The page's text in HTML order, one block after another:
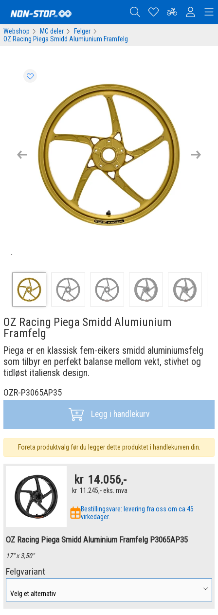
Webshop MC deler
Felger
OZ Racing Piega Smidd Alumiunium Framfelg
Previous Next
`
OZ Racing Piega Smidd Alumiunium
Framfelg
Piega er en klassisk fem-eikers smidd aluminiumsfelg
som tilbyr en perfekt balanse mellom vekt, stivhet og
tidløst italiensk design.
OZR-P3065AP35
Legg i handlekurv
Foreta produktvalg før du legger dette produktet i handlekurven din.
kr 14.056,-
kr 11.245,-eks. mva
Bestillingsvare: levering fra oss om ca 45
virkedager.
OZ Racing Piega Smidd Aluminium Framfelg P3065AP35
17" x 3,50"
Felgvariant